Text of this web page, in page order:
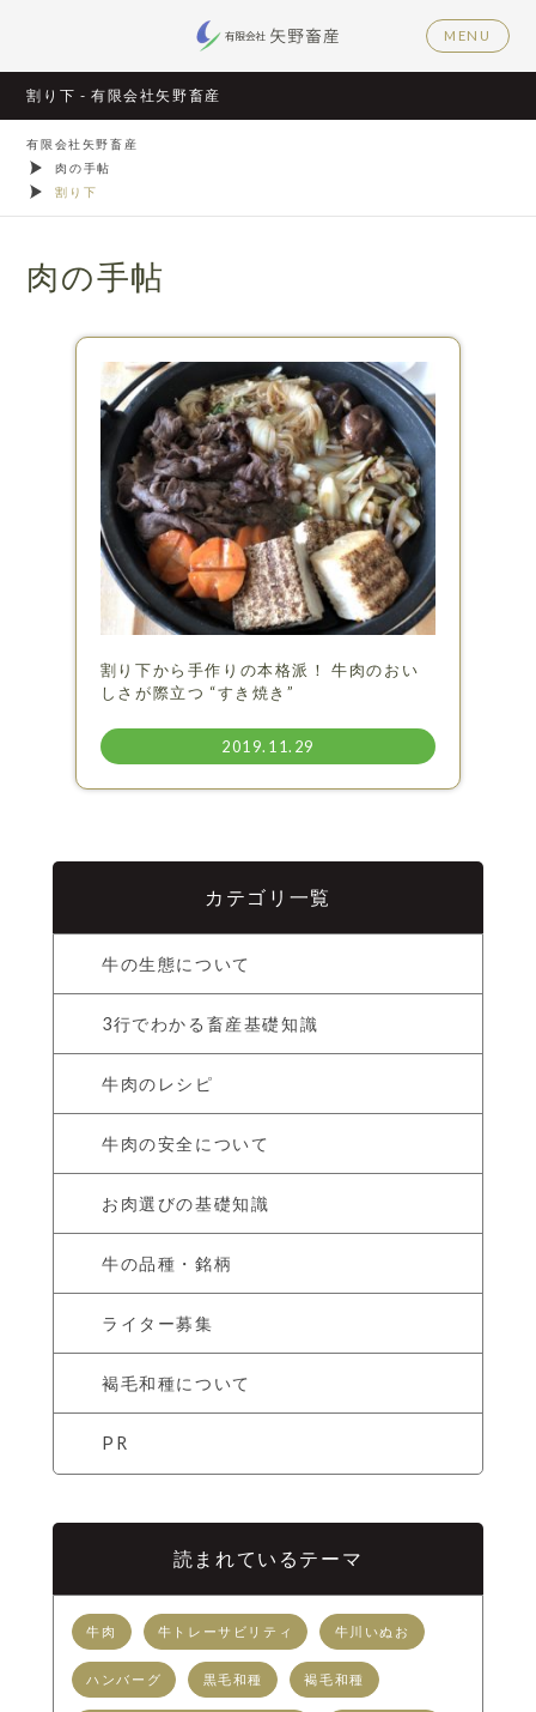
割り下 - 有限会社矢野畜産
MENU
有限会社矢野畜産
肉の手帖
割り下
肉の手帖
割り下から手作りの本格派！ 牛肉のおい
しさが際立つ “すき焼き”
2019.11.29
カテゴリ一覧
牛の生態について
3行でわかる畜産基礎知識
牛肉のレシピ
牛肉の安全について
お肉選びの基礎知識
牛の品種・銘柄
ライター募集
褐毛和種について
PR
読まれているテーマ
牛肉 牛トレーサビリティ 牛川いぬお
ハンバーグ 黒毛和種 褐毛和種